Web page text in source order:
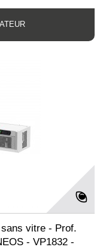
vitre - Prof.
- VP1832 -